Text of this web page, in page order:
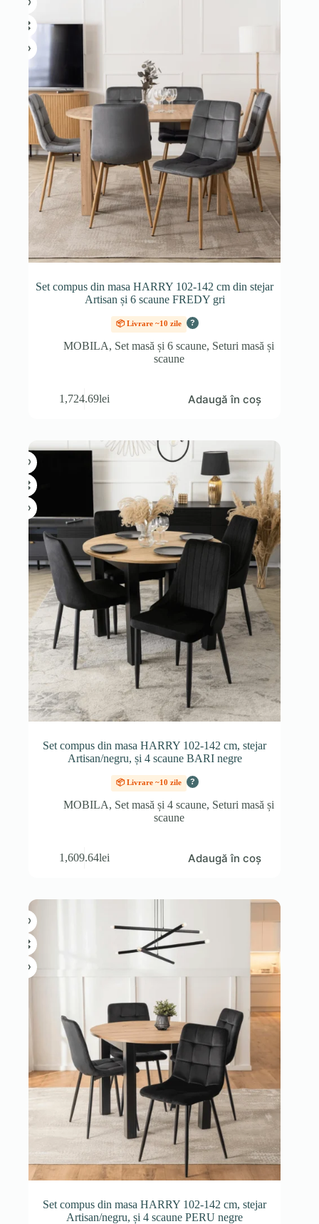
Set compus din masa HARRY 102-142 cm din stejar
Artisan și 6 scaune FREDY gri
📦 Livrare ~10 zile ?
MOBILA, Set masă și 6 scaune, Seturi masă și
scaune
1,724.69lei Adaugă în coș
Set compus din masa HARRY 102-142 cm, stejar
Artisan/negru, și 4 scaune BARI negre
📦 Livrare ~10 zile ?
MOBILA, Set masă și 4 scaune, Seturi masă și
scaune
1,609.64lei Adaugă în coș
Set compus din masa HARRY 102-142 cm, stejar
Artisan/negru, și 4 scaune PERU negre